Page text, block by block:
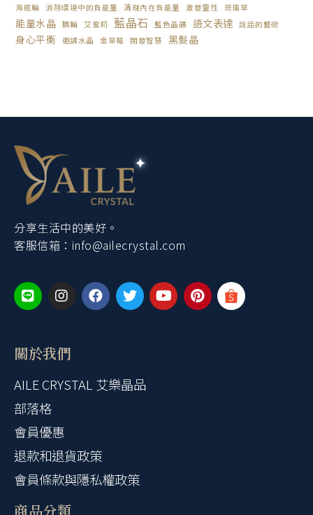
海底輪
消除環境中的負能量 清理內在負能量 激發靈性 琉璃草
能量水晶 臍輪 艾蜜莉 藍晶石 藍色晶礦 語文表達 說話的藝術
身心平衡 邀請水晶 金草莓 開發智慧 黑髮晶
分享生活中的美好。
客服信箱： info@ailecrystal.com
關於我們
AILE CRYSTAL 艾樂晶品
部落格
會員優惠
退款和退貨政策
會員條款與隱私權政策
商品分類